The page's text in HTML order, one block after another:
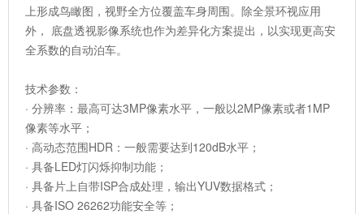
上形成鸟瞰图，视野全方位覆盖车身周围。除全景环视应用
外， 底盘透视影像系统也作为差异化方案提出，以实现更高安
全系数的自动泊车。
技术参数：
· 分辨率：最高可达3MP像素水平，一般以2MP像素或者1MP
像素等水平；
· 高动态范围HDR：一般需要达到120dB水平；
· 具备LED灯闪烁抑制功能；
· 具备片上自带ISP合成处理，输出YUV数据格式；
· 具备ISO 26262功能安全等；